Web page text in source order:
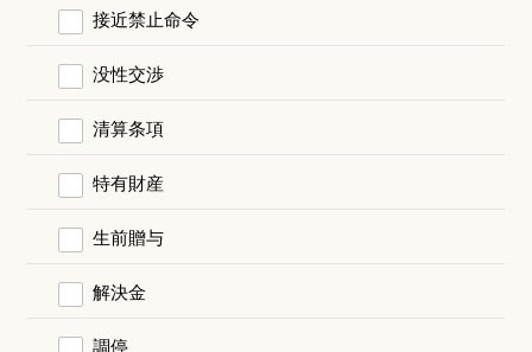
接近禁止命令
没性交渉
清算条項
特有財産
生前贈与
解決金
調停